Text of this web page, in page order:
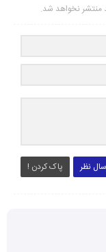
منتشر نخواهد شد.
نظر پاک کردن !